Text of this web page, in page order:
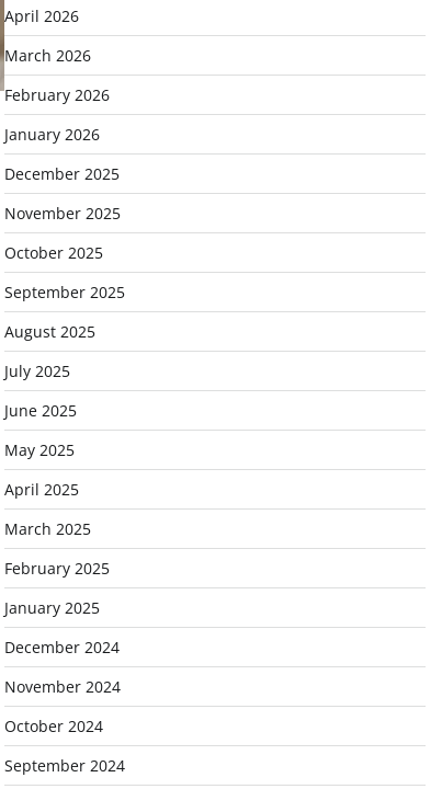
April 2026
March 2026
February 2026
January 2026
December 2025
November 2025
October 2025
September 2025
August 2025
July 2025
June 2025
May 2025
April 2025
March 2025
February 2025
January 2025
December 2024
November 2024
October 2024
September 2024